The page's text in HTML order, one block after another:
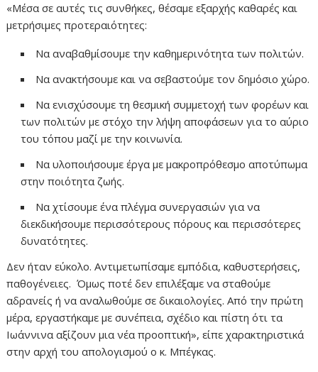
«Μέσα σε αυτές τις συνθήκες, θέσαμε εξαρχής καθαρές και
μετρήσιμες προτεραιότητες:
Να αναβαθμίσουμε την καθημερινότητα των πολιτών.
Να ανακτήσουμε και να σεβαστούμε τον δημόσιο χώρο.
Να ενισχύσουμε τη θεσμική συμμετοχή των φορέων και
των πολιτών με στόχο την λήψη αποφάσεων για το αύριο
του τόπου μαζί με την κοινωνία.
Να υλοποιήσουμε έργα με μακροπρόθεσμο αποτύπωμα
στην ποιότητα ζωής.
Να χτίσουμε ένα πλέγμα συνεργασιών για να
διεκδικήσουμε περισσότερους πόρους και περισσότερες
δυνατότητες.
Δεν ήταν εύκολο. Αντιμετωπίσαμε εμπόδια, καθυστερήσεις,
παθογένειες. Όμως ποτέ δεν επιλέξαμε να σταθούμε
αδρανείς ή να αναλωθούμε σε δικαιολογίες. Από την πρώτη
μέρα, εργαστήκαμε με συνέπεια, σχέδιο και πίστη ότι τα
Ιωάννινα αξίζουν μια νέα προοπτική», είπε χαρακτηριστικά
στην αρχή του απολογισμού ο κ. Μπέγκας.